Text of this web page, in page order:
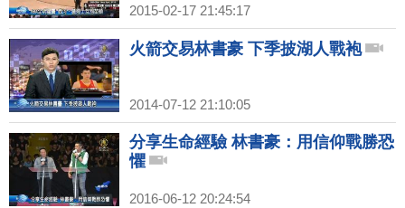
2015-02-17 21:45:17
火箭交易林書豪 下季披湖人戰袍
2014-07-12 21:10:05
分享生命經驗 林書豪：用信仰戰勝恐
懼
2016-06-12 20:24:54